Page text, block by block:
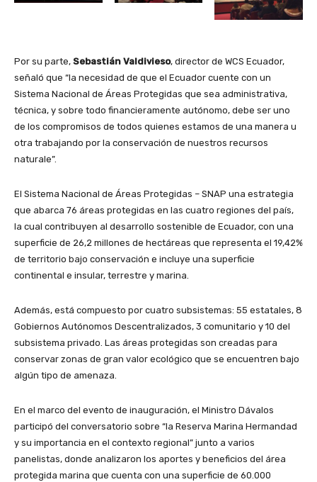
Por su parte, Sebastián Valdivieso, director de WCS Ecuador,
señaló que “la necesidad de que el Ecuador cuente con un
Sistema Nacional de Áreas Protegidas que sea administrativa,
técnica, y sobre todo financieramente autónomo, debe ser uno
de los compromisos de todos quienes estamos de una manera u
otra trabajando por la conservación de nuestros recursos
naturale”.
El Sistema Nacional de Áreas Protegidas – SNAP una estrategia
que abarca 76 áreas protegidas en las cuatro regiones del país,
la cual contribuyen al desarrollo sostenible de Ecuador, con una
superficie de 26,2 millones de hectáreas que representa el 19,42%
de territorio bajo conservación e incluye una superficie
continental e insular, terrestre y marina.
Además, está compuesto por cuatro subsistemas: 55 estatales, 8
Gobiernos Autónomos Descentralizados, 3 comunitario y 10 del
subsistema privado. Las áreas protegidas son creadas para
conservar zonas de gran valor ecológico que se encuentren bajo
algún tipo de amenaza.
En el marco del evento de inauguración, el Ministro Dávalos
participó del conversatorio sobre “la Reserva Marina Hermandad
y su importancia en el contexto regional” junto a varios
panelistas, donde analizaron los aportes y beneficios del área
protegida marina que cuenta con una superficie de 60.000